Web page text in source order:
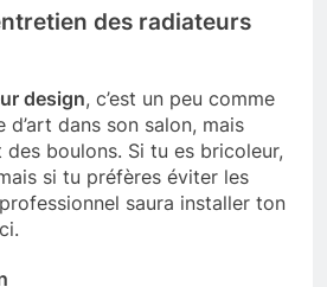
des radiateurs
design, c’est un peu comme
dans son salon, mais
boulons. Si tu es bricoleur,
si tu préfères éviter les
saura installer ton